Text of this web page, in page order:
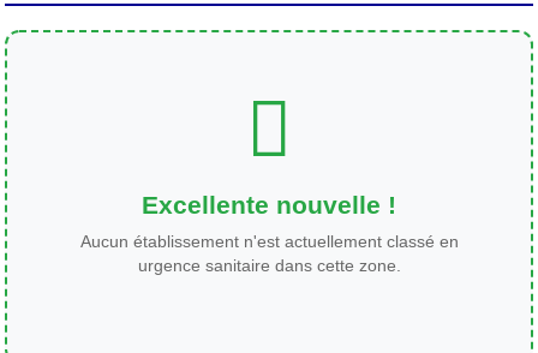
Excellente nouvelle !
Aucun établissement n'est actuellement classé en
urgence sanitaire dans cette zone.